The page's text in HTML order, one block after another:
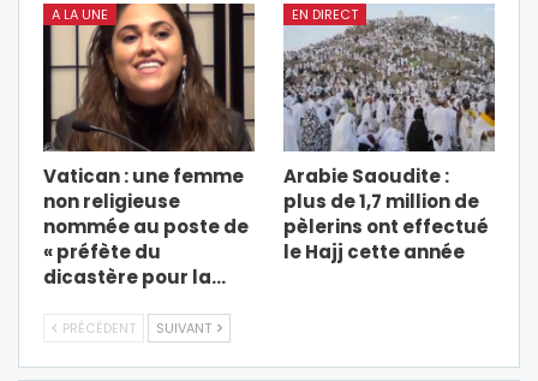
A LA UNE
Vatican : une femme
non religieuse
nommée au poste de
« préfète du
dicastère pour la…
EN DIRECT
Arabie Saoudite :
plus de 1,7 million de
pèlerins ont effectué
le Hajj cette année
PRÉCÉDENT SUIVANT